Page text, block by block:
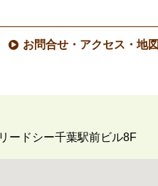
お問合せ・アクセス・地図
リードシー千葉駅前ビル8F